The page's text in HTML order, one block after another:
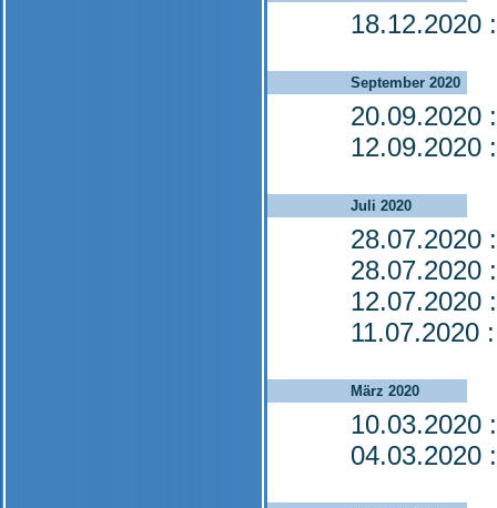
18.12.2020
September 2020
20.09.2020
12.09.2020
Juli 2020
28.07.2020
28.07.2020
12.07.2020
11.07.2020
März 2020
10.03.2020
04.03.2020